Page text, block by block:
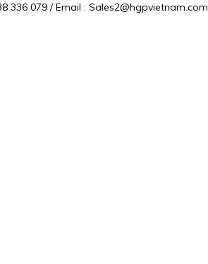
336 079 / Email : Sales2@hgpvietnam.com